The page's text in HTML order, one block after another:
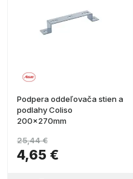
Podpera oddeľovača stien a
podlahy Coliso
200x270mm
4,65 €
25,44 €